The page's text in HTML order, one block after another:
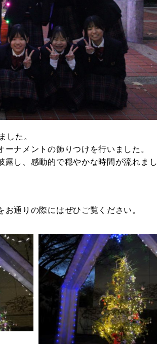
した。
ナメントの飾りつけを行いました。
露し、感動的で穏やかな時間が流れまし
通りの際にはぜひご覧ください。